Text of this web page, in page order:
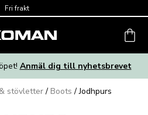
Fri frakt
Anmäl dig till nyhetsbrevet
stövletter / Boots / Jodhpurs